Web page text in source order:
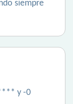
siempre
y -0